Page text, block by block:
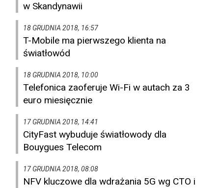
w Skandynawii
18 GRUDNIA 2018, 16:57
T-Mobile ma pierwszego klienta na
światłowód
18 GRUDNIA 2018, 10:00
Telefonica zaoferuje Wi-Fi w autach za 3
euro miesięcznie
17 GRUDNIA 2018, 14:41
CityFast wybuduje światłowody dla
Bouygues Telecom
17 GRUDNIA 2018, 08:08
NFV kluczowe dla wdrażania 5G wg CTO i